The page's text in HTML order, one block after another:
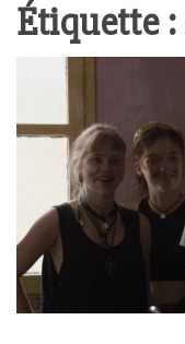
Étiquette :